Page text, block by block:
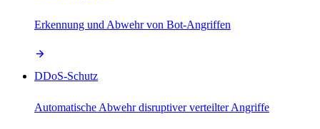
Erkennung und Abwehr von Bot-Angriffen
DDoS-Schutz
Automatische Abwehr disruptiver verteilter Angriffe